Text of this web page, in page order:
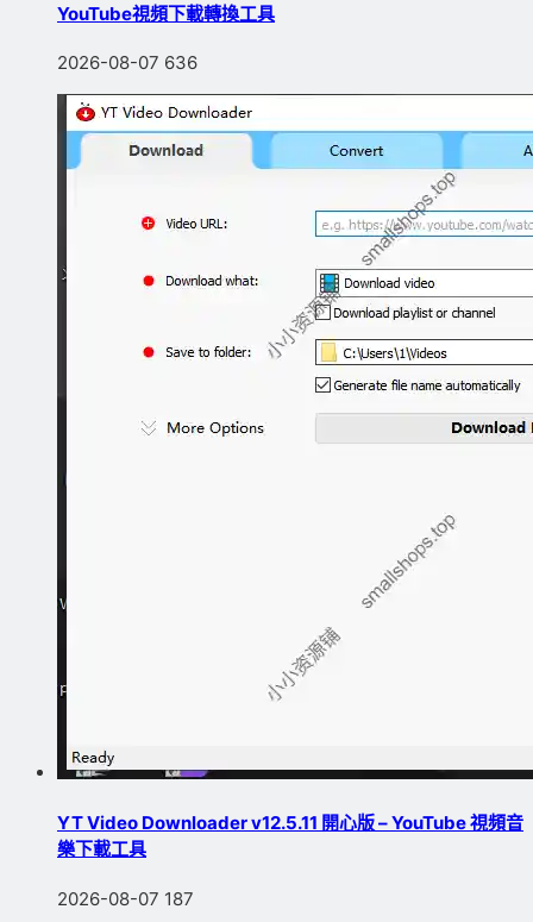
YouTube視頻下載轉換工具
2026-08-07 636
YT Video Downloader v12.5.11 開心版 – YouTube 視頻音
樂下載工具
2026-08-07 187